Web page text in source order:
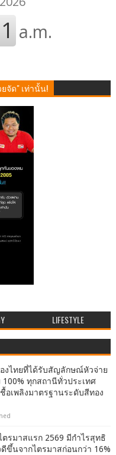
จัด" เท่านั้น!
LIFESTYLE
งไทยที่ได้รับสัญลักษณ์หัวจ่าย
100% ทุกสถานีทั่วประเทศ
อเพลิงมาตรฐานระดับสีทอง
ตรมาสแรก 2569 มีกำไรสุทธิ
ขึ้นจากไตรมาสก่อนกว่า 16%